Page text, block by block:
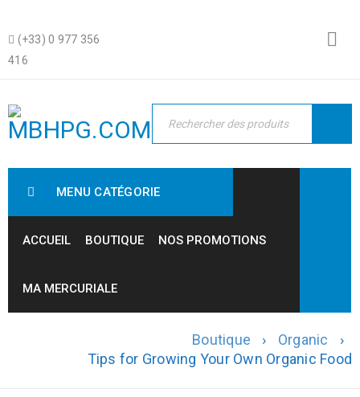
(+33) 0 977 356
416
MENU CATÉGORIE
ACCUEIL BOUTIQUE NOS PROMOTIONS
MA MERCURIALE
Boutique › Organic
›
Tips for Growing Your Own Organic Food